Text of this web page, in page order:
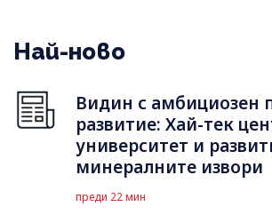
Най-ново
Видин с амбициозен
развитие: Хай-тек
университет и
минералните извори
преди 22 мин